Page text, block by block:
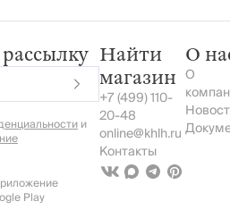
и
Play
Найти
магазин
+7 (499) 110-
20-48
online@khlh.ru
Контакты
О
О